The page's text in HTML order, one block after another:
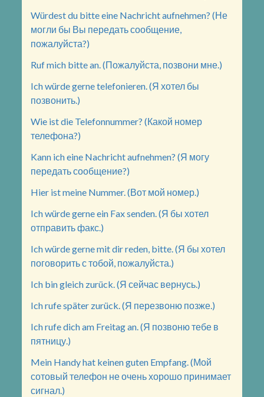
Würdest du bitte eine Nachricht aufnehmen? (Не
могли бы Вы передать сообщение,
пожалуйста?)
Ruf mich bitte an. (Пожалуйста, позвони мне.)
Ich würde gerne telefonieren. (Я хотел бы
позвонить.)
Wie ist die Telefonnummer? (Какой номер
телефона?)
Kann ich eine Nachricht aufnehmen? (Я могу
передать сообщение?)
Hier ist meine Nummer. (Вот мой номер.)
Ich würde gerne ein Fax senden. (Я бы хотел
отправить факс.)
Ich würde gerne mit dir reden, bitte. (Я бы хотел
поговорить с тобой, пожалуйста.)
Ich bin gleich zurück. (Я сейчас вернусь.)
Ich rufe später zurück. (Я перезвоню позже.)
Ich rufe dich am Freitag an. (Я позвоню тебе в
пятницу.)
Mein Handy hat keinen guten Empfang. (Мой
сотовый телефон не очень хорошо принимает
сигнал.)